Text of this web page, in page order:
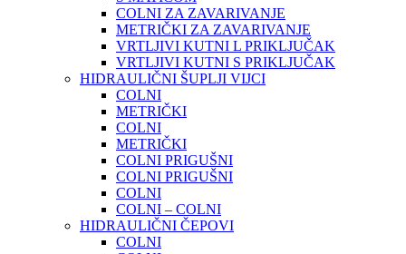
COLNI ZA ZAVARIVANJE
METRIČKI ZA ZAVARIVANJE
VRTLJIVI KUTNI L PRIKLJUČAK
VRTLJIVI KUTNI S PRIKLJUČAK
HIDRAULIČNI ŠUPLJI VIJCI
COLNI
METRIČKI
COLNI
METRIČKI
COLNI PRIGUŠNI
COLNI PRIGUŠNI
COLNI
COLNI – COLNI
HIDRAULIČNI ČEPOVI
COLNI